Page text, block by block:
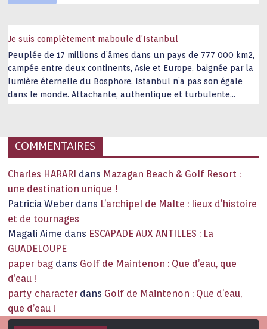
Je suis complètement maboule d’Istanbul
Peuplée de 17 millions d’âmes dans un pays de 777 000 km2,
campée entre deux continents, Asie et Europe, baignée par la
lumière éternelle du Bosphore, Istanbul n’a pas son égale
dans le monde. Attachante, authentique et turbulente
COMMENTAIRES
Charles HARARI dans Mazagan Beach & Golf Resort :
une destination unique !
Patricia Weber dans L’archipel de Malte : lieux d’histoire
et de tournages
Magali Aime dans ESCAPADE AUX ANTILLES : La
GUADELOUPE
paper bag dans Golf de Maintenon : Que d’eau, que
d’eau !
party character dans Golf de Maintenon : Que d’eau,
que d’eau !